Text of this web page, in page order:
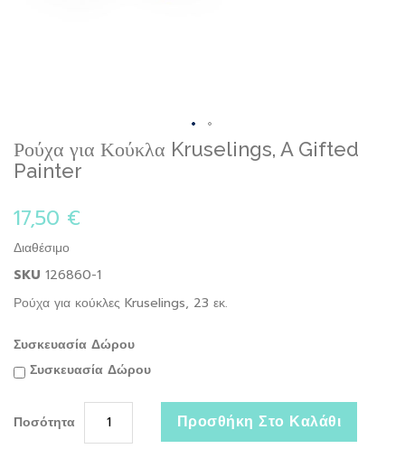
Ρούχα για Κούκλα Kruselings, A Gifted
Painter
17,50 €
Διαθέσιμο
SKU 126860-1
Ρούχα για κούκλες Kruselings, 23 εκ.
Συσκευασία Δώρου
Συσκευασία Δώρου
Ποσότητα Προσθήκη Στο Καλάθι
Skip
to
the
of
images
gallery